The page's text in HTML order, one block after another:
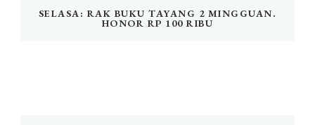
SELASA: RAK BUKU TAYANG 2 MINGGUAN.
HONOR RP 100 RIBU